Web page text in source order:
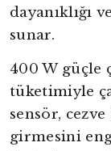
dayanıklığı
sunar.
400 W güçle
tüketimiyle
sensör,
girmesini